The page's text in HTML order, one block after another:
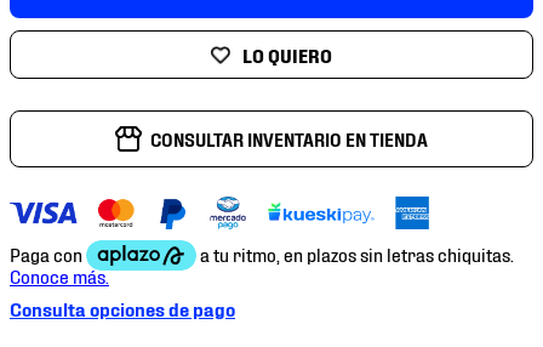
CONSULTAR INVENTARIO EN TIENDA
Consulta opciones de pago